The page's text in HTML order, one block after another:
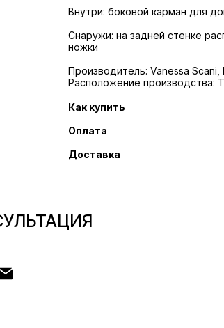
Внутри: боковой карман для
Снаружи: на задней стенке
ножки
Производитель: Vanessa Scani,
Расположение производства:
Как купить
Оплата
Доставка